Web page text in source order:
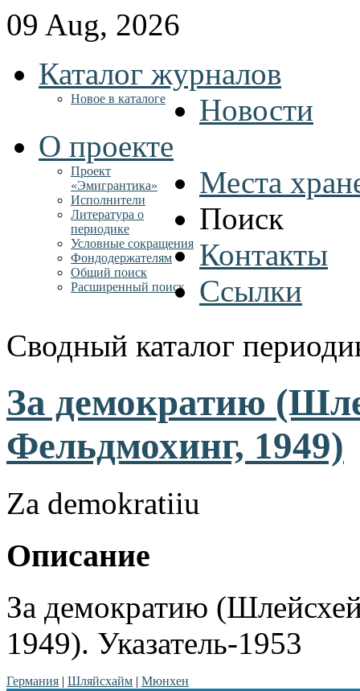
09 Aug, 2026
Каталог журналов
Новое в каталоге
Новости
О проекте
Проект
«Эмигрантика»
Исполнители
Литература о
периодике
Условные сокращения
Фондодержателям
Места
Поиск
Общий поиск
Расширенный поиск
Контакты
Ссылки
Сводный каталог
За демократию
Фельдмохинг, 1949)
Za demokratiiu
Описание
За демократию
1949). Указатель-1953
Германия | Шляйсхайм | Мюнхен